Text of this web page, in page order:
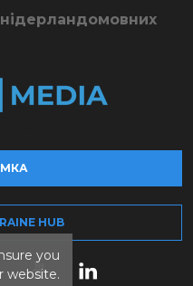
you
website.
HUB